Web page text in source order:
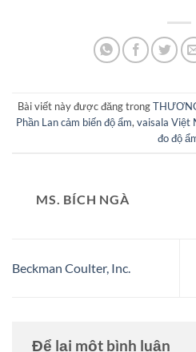
Bài viết này được đăng trong
Phần Lan cảm biến độ ẩm, vaisala Việt
đo độ
MS. BÍCH NGÀ
Beckman Coulter, Inc.
Để lại một bình luận